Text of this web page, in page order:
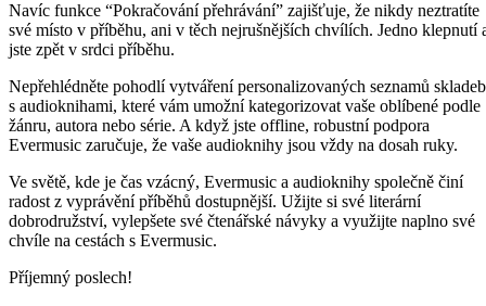
Navíc funkce “Pokračování přehrávání” zajišťuje, že nikdy neztratíte
své místo v příběhu, ani v těch nejrušnějších chvílích. Jedno klepnutí
jste zpět v srdci příběhu.
Nepřehlédněte pohodlí vytváření personalizovaných seznamů skladeb
s audioknihami, které vám umožní kategorizovat vaše oblíbené podle
žánru, autora nebo série. A když jste offline, robustní podpora
Evermusic zaručuje, že vaše audioknihy jsou vždy na dosah ruky.
Ve světě, kde je čas vzácný, Evermusic a audioknihy společně činí
radost z vyprávění příběhů dostupnější. Užijte si své literární
dobrodružství, vylepšete své čtenářské návyky a využijte naplno své
chvíle na cestách s Evermusic.
Příjemný poslech!